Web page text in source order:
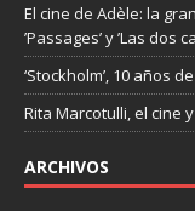
El cine de Adèle: la
’Passages’ y ’Las dos
‘Stockholm’, 10 años
Rita Marcotulli, el cine
ARCHIVOS